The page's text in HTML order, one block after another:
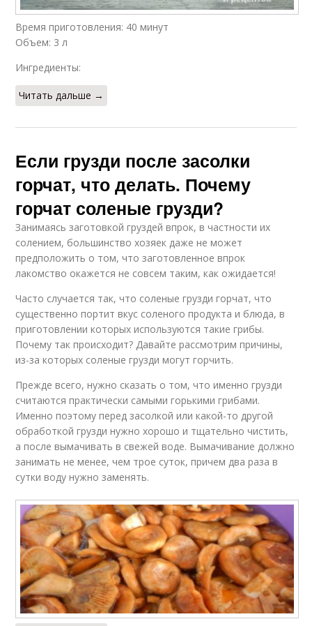
Время приготовления: 40 минут
Объем: 3 л
Ингредиенты:
Читать дальше →
Если грузди после засолки
горчат, что делать. Почему
горчат соленые грузди?
Занимаясь заготовкой груздей впрок, в частности их
солением, большинство хозяек даже не может
предположить о том, что заготовленное впрок
лакомство окажется не совсем таким, как ожидается!
Часто случается так, что соленые грузди горчат, что
существенно портит вкус соленого продукта и блюда, в
приготовлении которых используются такие грибы.
Почему так происходит? Давайте рассмотрим причины,
из-за которых соленые грузди могут горчить.
Прежде всего, нужно сказать о том, что именно грузди
считаются практически самыми горькими грибами.
Именно поэтому перед засолкой или какой-то другой
обработкой грузди нужно хорошо и тщательно чистить,
а после вымачивать в свежей воде. Вымачивание должно
занимать не менее, чем трое суток, причем два раза в
сутки воду нужно заменять.